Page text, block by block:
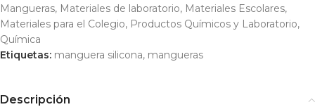
Mangueras, Materiales de laboratorio, Materiales Escolares,
Materiales para el Colegio, Productos Químicos y Laboratorio,
Química
Etiquetas: manguera silicona, mangueras
Descripción